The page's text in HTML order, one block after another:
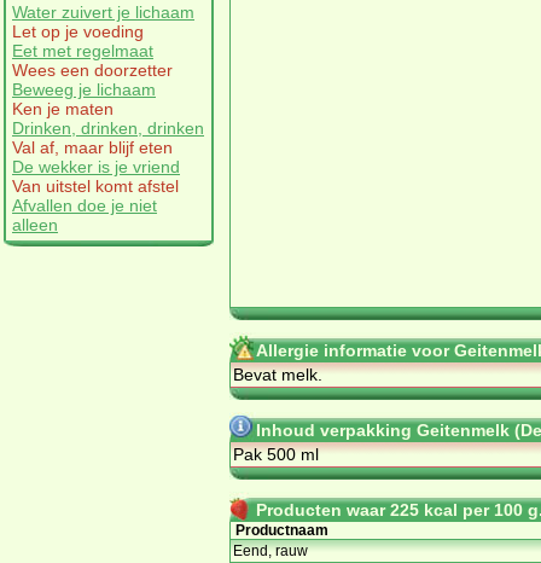
Water zuivert je lichaam
Let op je voeding
Eet met regelmaat
Wees een doorzetter
Beweeg je lichaam
Ken je maten
Drinken, drinken, drinken
Val af, maar blijf eten
De wekker is je vriend
Van uitstel komt afstel
Afvallen doe je niet
alleen
Allergie informatie voor
Bevat melk.
Inhoud verpakking Geitenmelk
Pak 500 ml
Producten waar 225 kcal per 100
Productnaam
Eend, rauw